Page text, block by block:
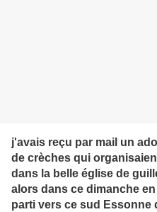
j'avais reçu par mail un
de crèches qui
dans la belle église de
alors dans ce dimanche
parti vers ce sud Essonne